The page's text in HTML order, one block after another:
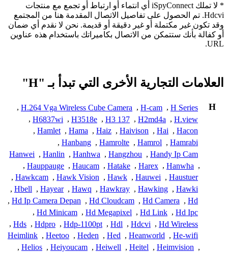
* لا تملك iSpyConnect أي انتماء أو ارتباط أو تجمع مع منتجات
Hdcvi. تم الحصول على تفاصيل الاتصال المقدمة هنا من المجتمع
وقد تكون غير مكتملة أو غير دقيقة أو قديمة. نحن لا نقدم أي ضمان
أو كفالة بأنك ستتمكن من الاتصال بكاميراتك باستخدام هذه عناوين
URL.
العلامات التجارية الأخرى التي تبدأ بـ "H"
H
H Series
,
H-cam
,
H.264 Vga Wireless Cube Camera
,
H.view
,
H2md4a
,
H3 137
,
H3518e
,
H6837wi
,
Hacon
,
Hai
,
Haivison
,
Haiz
,
Hama
,
Hamlet
,
Hamrabi
,
Hamrol
,
Hamrolte
,
Hanbang
,
Handy Ip Cam
,
Hangzhou
,
Hanhwa
,
Hanlin
,
Hanwei
,
Hanwha
,
Harex
,
Hatake
,
Haucam
,
Hauppauge
,
Haustuer
,
Hauwei
,
Hawk
,
Hawk Vision
,
Hawkcam
,
Hawki
,
Hawking
,
Hawkray
,
Hawq
,
Hayear
,
Hbell
,
Hd
,
Hd Camera
,
Hd Cloudcam
,
Hd Ip Camera Depan
,
Hd Ipc
,
Hd Link
,
Hd Megapixel
,
Hd Minicam
,
Hd Wireless
,
Hdcvi
,
Hdl
,
Hdp-1100pt
,
Hdpro
,
Hds
,
He-wifi
,
Heanworld
,
Hed
,
Heden
,
Heetoo
,
Heimlink
,
Heimvision
,
Heitel
,
Heiwell
,
Heiyoucam
,
Helios
,